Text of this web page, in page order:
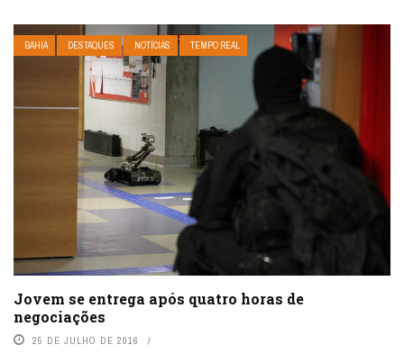
BAHIA DESTAQUES NOTÍCIAS TEMPO REAL
Jovem se entrega após quatro horas de
negociações
25 DE JULHO DE 2016